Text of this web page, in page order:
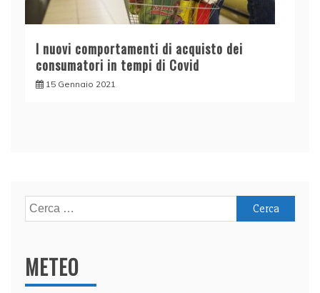
I nuovi comportamenti di acquisto dei
consumatori in tempi di Covid
15 Gennaio 2021
Ricerca
per:
METEO